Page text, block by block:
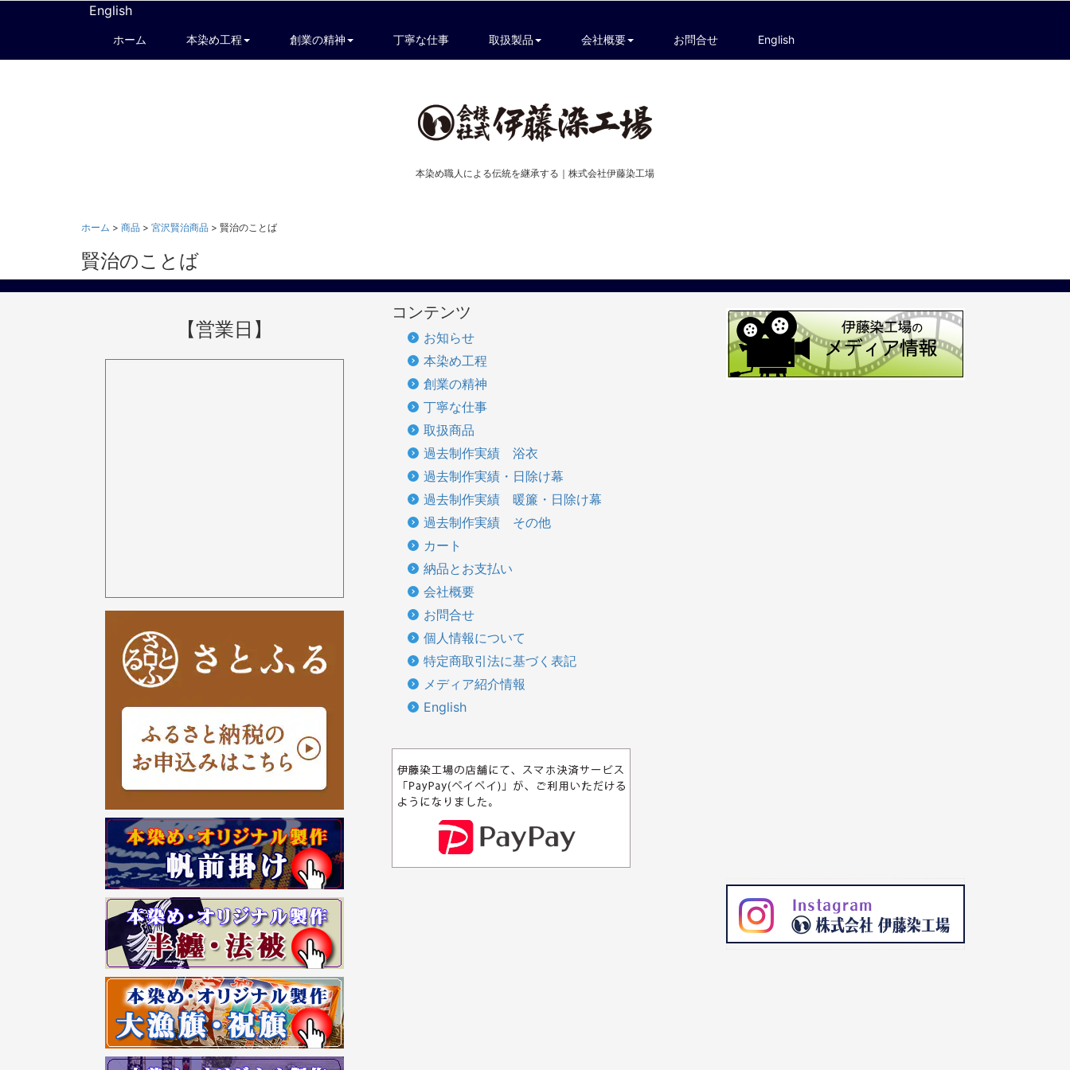
English
ホーム 本染め工程 創業の精神 丁寧な仕事 取扱製品 会社概要 お問合せ English
本染め職人による伝統を継承する｜株式会社伊藤染工場
ホーム > 商品 > 宮沢賢治商品 > 賢治のことば
賢治のことば
【営業日】
コンテンツ
お知らせ
本染め工程
創業の精神
丁寧な仕事
取扱商品
過去制作実績 浴衣
過去制作実績・日除け幕
過去制作実績 暖簾・日除け幕
過去制作実績 その他
カート
納品とお支払い
会社概要
お問合せ
個人情報について
特定商取引法に基づく表記
メディア紹介情報
English